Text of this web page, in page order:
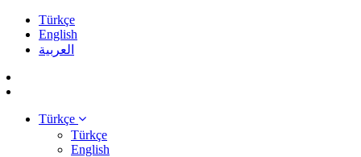
Türkçe
English
العربية
Türkçe
Türkçe
English